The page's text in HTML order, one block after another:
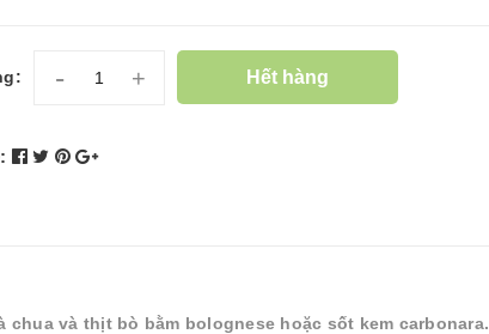
- + Hết hàng
và thịt bò bằm bolognese hoặc sốt kem carbonara.